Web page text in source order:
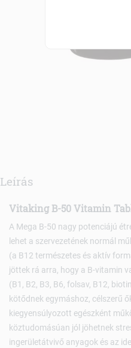
Leírás
Vitaking B-50 Vitamin
A Mega B-50 nagy potenciájú
lehet a szervezetének normál
(a B12 természetes és aktív
jöttek rá arra, hogy a B-vitamin
(B1, B2, B3, B6, folsav, B12,
kötődnek egymáshoz, célszerű
kiegyensúlyozott egészként
köztudomásúan jól jöhetnek
ingerületátvivő anyagok és az